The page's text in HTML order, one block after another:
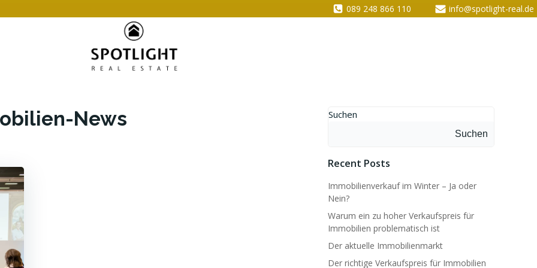
089 248 866 110 info@spotlight-real.de
News Suchen
Suchen
Recent Posts
Immobilienverkauf im Winter – Ja oder
Nein?
Warum ein zu hoher Verkaufspreis für
Immobilien problematisch ist
Der aktuelle Immobilienmarkt
Der richtige Verkaufspreis für Immobilien